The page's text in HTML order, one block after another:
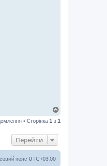
г
• Сторінка 1 з 1
Перейти
пояс UTC+03:00